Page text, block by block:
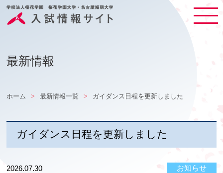
最新情報
ホーム 最新情報一覧 ガイダンス日程を更新しました
ガイダンス日程を更新しました
2026.07.30 お知らせ